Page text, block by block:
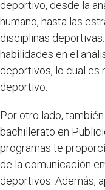
deportivo, desde la
humano, hasta las
disciplinas
habilidades en el
deportivos, lo cual es
deportivo.
Por otro lado,
bachillerato en
programas te
de la comunicación
deportivos. Además,